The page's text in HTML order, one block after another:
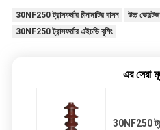
30NF250 ট্রান্সফর্মার চীনামাটির বাসন
উচ্চ ভোল্টেজ
30NF250 ট্রান্সফর্মার এইচভি বুশিং
এর সেরা
30NF250